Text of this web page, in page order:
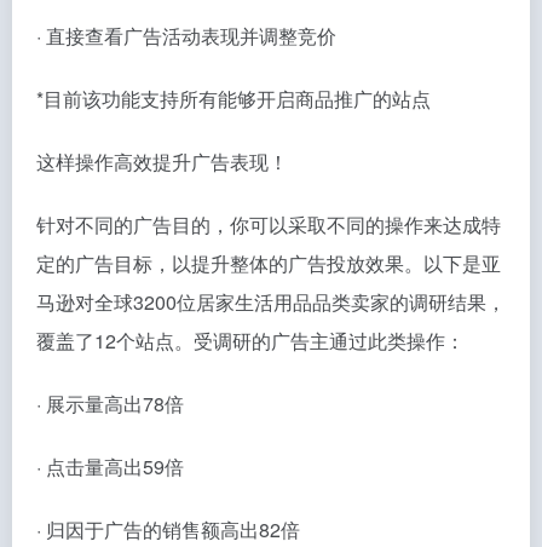
· 直接查看广告活动表现并调整竞价
*目前该功能支持所有能够开启商品推广的站点
这样操作高效提升广告表现！
针对不同的广告目的，你可以采取不同的操作来达成特
定的广告目标，以提升整体的广告投放效果。以下是亚
马逊对全球3200位居家生活用品品类卖家的调研结果，
覆盖了12个站点。受调研的广告主通过此类操作：
· 展示量高出78倍
· 点击量高出59倍
· 归因于广告的销售额高出82倍